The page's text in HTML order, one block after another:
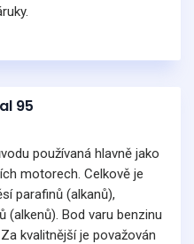
95
používaná hlavně jako
motorech. Celkově je
parafinů (alkanů),
(alkenů). Bod varu benzinu
kvalitnější je považován